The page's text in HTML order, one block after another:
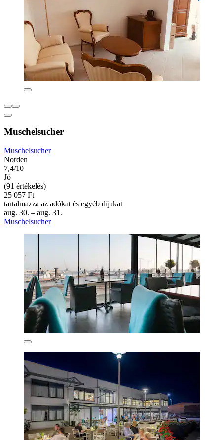
Muschelsucher
Muschelsucher
Norden
7,4/10
Jó
(91 értékelés)
25 057 Ft
tartalmazza az adókat és egyéb díjakat
aug. 30. – aug. 31.
Muschelsucher